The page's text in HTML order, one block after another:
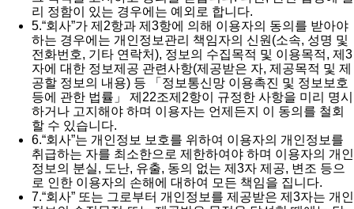
리 정함이 있는 경우에는 예외로 합니다.
5.“회사”가 제2항과 제3항에 의해 이용자의 동의를 받아야
하는 경우에는 개인정보관리 책임자의 신원(소속, 성명 및
전화번호, 기타 연락처), 정보의 수집목적 및 이용목적, 제3
자에 대한 정보제공 관련사항(제공받은 자, 제공목적 및 제
공할 정보의 내용) 등 「정보통신망 이용촉진 및 정보보호
등에 관한 법률」 제22조제2항이 규정한 사항을 미리 명시
하거나 고지해야 하며 이용자는 언제든지 이 동의를 철회
할 수 있습니다.
6.“회사”는 개인정보 보호를 위하여 이용자의 개인정보를
취급하는 자를 최소한으로 제한하여야 하며 이용자의 개인
정보의 분실, 도난, 유출, 동의 없는 제3자 제공, 변조 등으
로 인한 이용자의 손해에 대하여 모든 책임을 집니다.
7.“회사” 또는 그로부터 개인정보를 제공받은 제3자는 개인